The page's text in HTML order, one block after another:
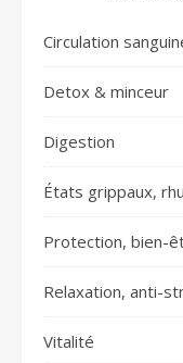
Circulation
Detox & minceur
Digestion
États grippaux,
Protection, bien-
Relaxation, anti-
Vitalité